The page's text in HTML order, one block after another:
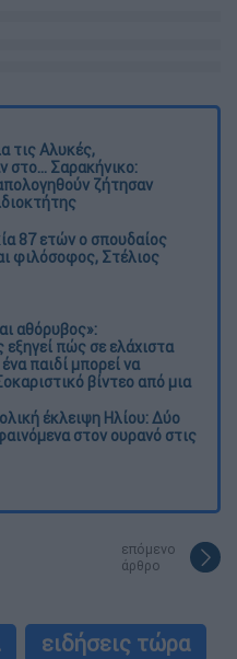
τις Αλυκές,
στο... Σαρακήνικο:
ζήτησαν
87 ετών ο σπουδαίος
φιλόσοφος, Στέλιος
αθόρυβος»:
πώς σε ελάχιστα
παιδί μπορεί να
βίντεο από μια
έκλειψη Ηλίου: Δύο
στον ουρανό στις
επόμενο
άρθρο
ειδήσεις τώρα